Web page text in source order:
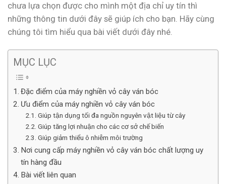
chưa lựa chọn được cho mình một địa chỉ uy tín thì
những thông tin dưới đây sẽ giúp ích cho bạn. Hãy cùng
chúng tôi tìm hiểu qua bài viết dưới đây nhé.
MỤC LỤC
Đặc điểm của máy nghiền vỏ cây ván bóc
Ưu điểm của máy nghiền vỏ cây ván bóc
Giúp tận dụng tối đa nguồn nguyên vật liệu từ cây
Giúp tăng lợi nhuận cho các cơ sở chế biến
Giúp giảm thiểu ô nhiễm môi trường
Nơi cung cấp máy nghiền vỏ cây ván bóc chất lượng uy
tín hàng đầu
Bài viết liên quan